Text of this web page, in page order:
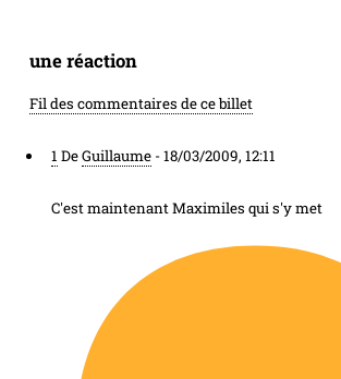
une réaction
Fil des commentaires de ce billet
1 DeGuillaume-18/03/2009, 12:11
C'est maintenant Maximiles qui s'y met